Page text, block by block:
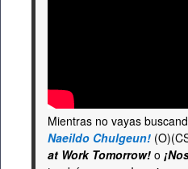
Mientras no vayas
Naeildo Chulgeun!
at Work Tomorrow! o